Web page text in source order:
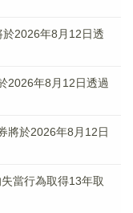
2026年8月12日透
2026年8月12日透過
將於2026年8月12日
當行為取得13年取